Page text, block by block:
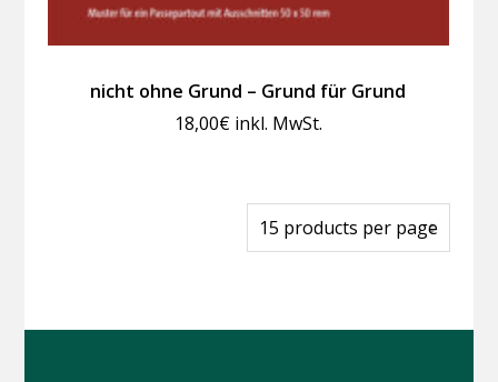
nicht ohne Grund – Grund für Grund
18,00€ inkl. MwSt.